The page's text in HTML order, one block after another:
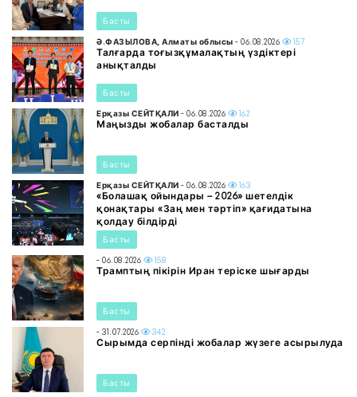
Басты
Ә.ФАЗЫЛОВА, Алматы облысы - 06.08.2026 157
Талғарда тоғызқұмалақтың үздіктері
анықталды
Басты
Ерқазы СЕЙТҚАЛИ - 06.08.2026 162
Маңызды жобалар басталды
Басты
Ерқазы СЕЙТҚАЛИ - 06.08.2026 163
«Болашақ ойындары – 2026» шетелдік
қонақтары «Заң мен тәртіп» қағидатына
қолдау білдірді
Басты
- 06.08.2026 158
Трамптың пікірін Иран теріске шығарды
Басты
- 31.07.2026 342
Сырымда серпінді жобалар жүзеге асырылуда
Басты